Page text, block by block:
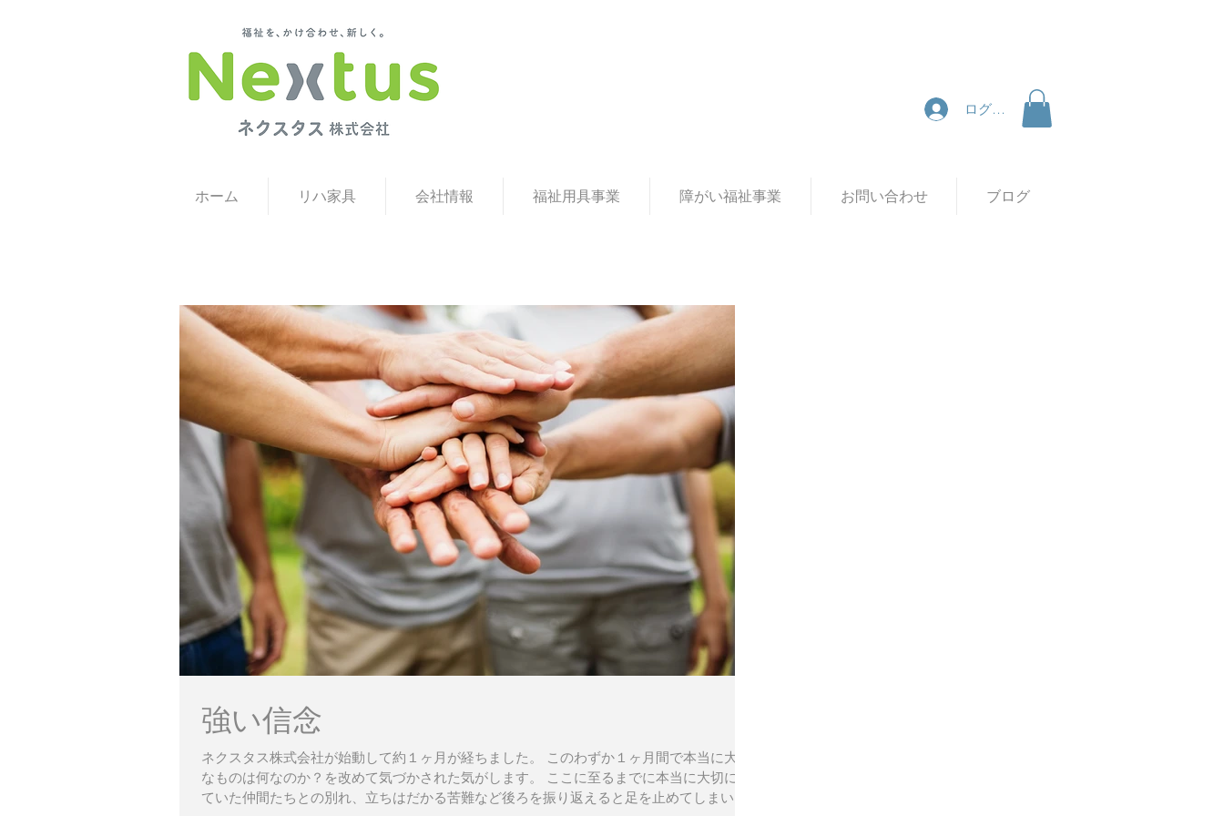
ログイン
ホーム リハ家具 会社情報 福祉用具事業 障がい福祉事業 お問い合わせ ブログ
強い信念
ネクスタス株式会社が始動して約１ヶ月が経ちました。 このわずか１ヶ月間で本当に大切
なものは何なのか？を改めて気づかされた気がします。 ここに至るまでに本当に大切にし
ていた仲間たちとの別れ、立ちはだかる苦難など後ろを振り返えると足を止めてしまいた